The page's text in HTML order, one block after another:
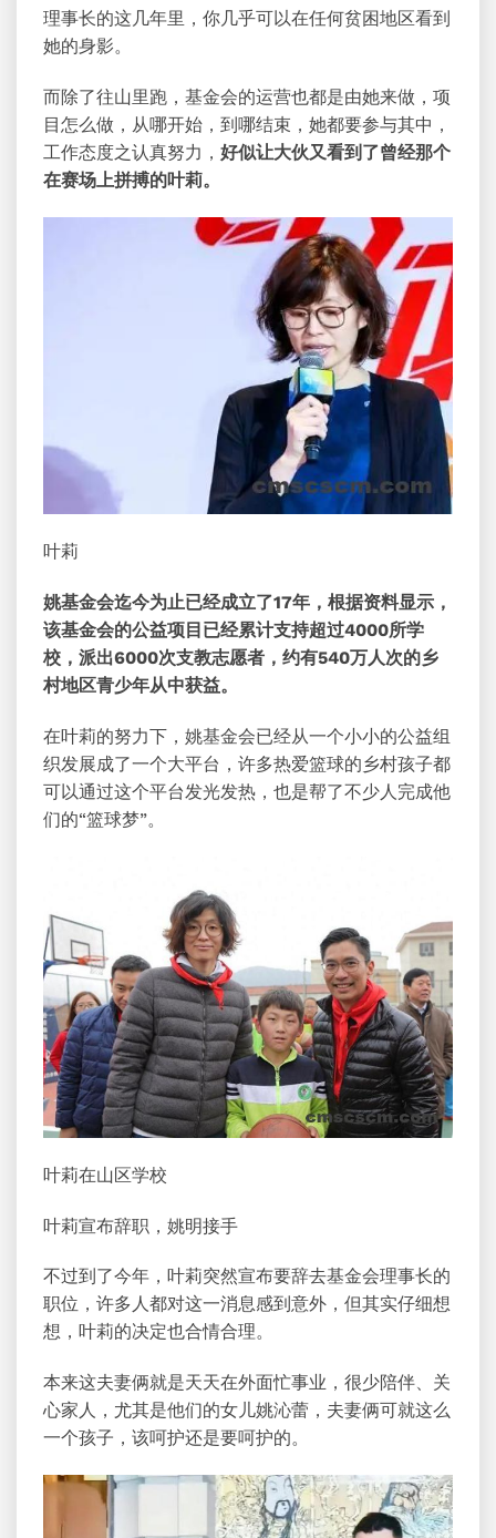
理事长的这几年里，你几乎可以在任何贫困地区看到
她的身影。
而除了往山里跑，基金会的运营也都是由她来做，项
目怎么做，从哪开始，到哪结束，她都要参与其中，
工作态度之认真努力， 好似让大伙又看到了曾经那个
在赛场上拼搏的叶莉。
叶莉
姚基金会迄今为止已经成立了17年，根据资料显示，
该基金会的公益项目已经累计支持超过4000所学
校，派出6000次支教志愿者，约有540万人次的乡
村地区青少年从中获益。
在叶莉的努力下，姚基金会已经从一个小小的公益组
织发展成了一个大平台，许多热爱篮球的乡村孩子都
可以通过这个平台发光发热，也是帮了不少人完成他
们的“篮球梦”。
叶莉在山区学校
叶莉宣布辞职，姚明接手
不过到了今年，叶莉突然宣布要辞去基金会理事长的
职位，许多人都对这一消息感到意外，但其实仔细想
想，叶莉的决定也合情合理。
本来这夫妻俩就是天天在外面忙事业，很少陪伴、关
心家人，尤其是他们的女儿姚沁蕾，夫妻俩可就这么
一个孩子，该呵护还是要呵护的。